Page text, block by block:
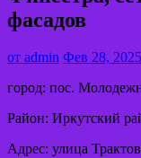
фасадов
от admin Фев 28, 2025
город: пос.
Район: Иркутский
Адрес: улица